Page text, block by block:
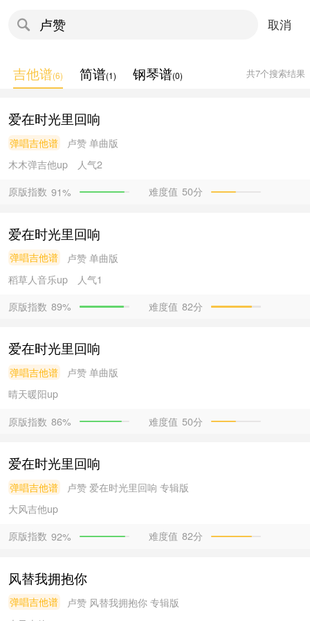
取消
吉他谱(6) 简谱(1) 钢琴谱(0) 共7个搜索结果
爱在时光里回响
弹唱吉他谱 卢赞 单曲版
木木弹吉他up
人气2
原版指数 91% 难度值 50分
爱在时光里回响
弹唱吉他谱 卢赞 单曲版
稻草人音乐up
人气1
原版指数 89% 难度值 82分
爱在时光里回响
弹唱吉他谱 卢赞 单曲版
晴天暖阳up
原版指数 86% 难度值 50分
爱在时光里回响
弹唱吉他谱 卢赞 爱在时光里回响 专辑版
大风吉他up
原版指数 92% 难度值 82分
风替我拥抱你
弹唱吉他谱 卢赞 风替我拥抱你 专辑版